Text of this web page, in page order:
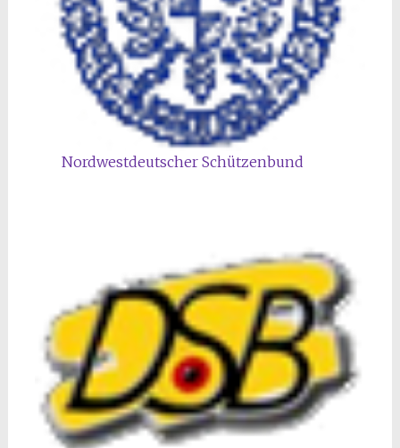
Nordwestdeutscher Schützenbund